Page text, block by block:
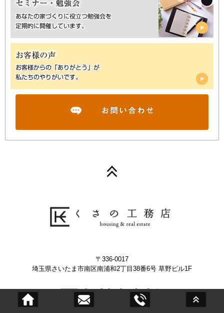
〒336-0017
埼玉県さいたま市南区南浦和2丁目38番6号 草野ビル1F